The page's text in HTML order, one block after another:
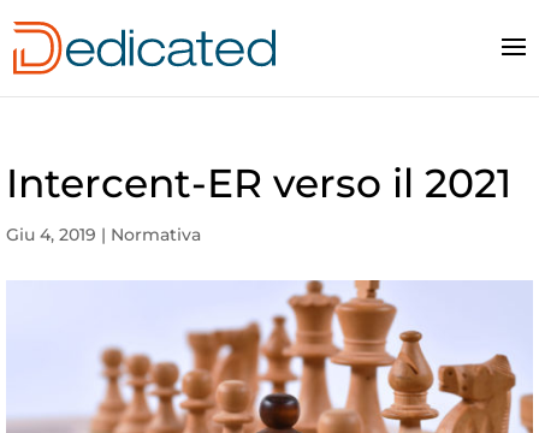
Intercent-ER verso il 2021
Giu 4, 2019 | Normativa